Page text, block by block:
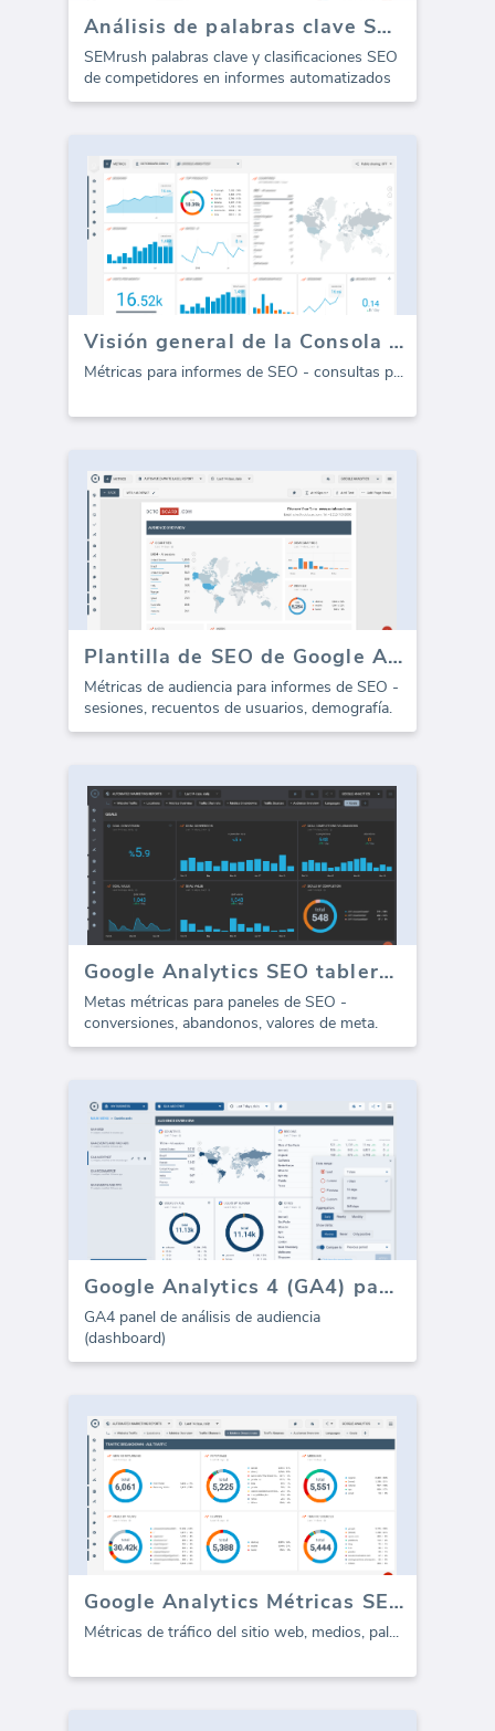
Análisis de palabras clave SEMrush (Informe)
SEMrush palabras clave y clasificaciones SEO
de competidores en informes automatizados
Visión general de la Consola de Google (Informe)
Métricas para informes de SEO - consultas p...
Plantilla de SEO de Google Analytics - Audiencia (Informe)
Métricas de audiencia para informes de SEO -
sesiones, recuentos de usuarios, demografía.
Google Analytics SEO tablero - Metas
Metas métricas para paneles de SEO -
conversiones, abandonos, valores de meta.
Google Analytics 4 (GA4) panel de audiencia
GA4 panel de análisis de audiencia
(dashboard)
Google Analytics Métricas SEO tablero
Métricas de tráfico del sitio web, medios, pal...